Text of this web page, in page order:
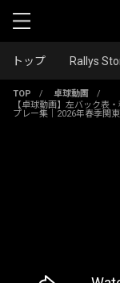
トップ Rallys
TOP / 卓球動画
/
【卓球動画】左バック表
プレー集｜2026年春季関